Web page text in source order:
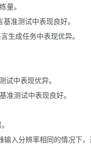
量。
准测试中表现良好。
生成任务中表现优异。
中表现优异。
测试中表现良好。
入分辨率相同的情况下